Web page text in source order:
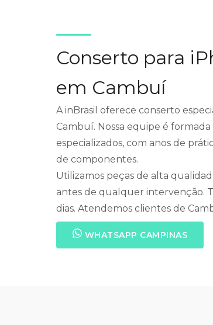
Conserto para
em Cambuí
A inBrasil oferece conserto
Cambuí. Nossa equipe é
especializados, com anos de
de componentes.
Utilizamos peças de alta
antes de qualquer intervenção.
dias. Atendemos clientes de
WHATSAPP CAMPINAS